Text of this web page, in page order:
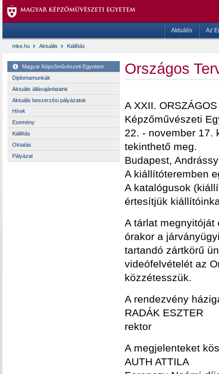
Aktuális Az
mke.hu Aktuális Kiállítás
Magyar Képzőművészeti Egyetem
Diplomamunkák
Aktuális állásajánlataink
Aktuális beszerzési pályázatok
Hírek
Esemény
Kiállítás
Oktatás
Pályázat
Országos
A XXII.
Képzőművészeti
22. - november 17.
tekinthető meg.
Budapest,
A kiállítóteremben
A katalógusok
értesítjük
A tárlat
órakor a
tartandó zártkörű
videófelvételét az
közzétesszük.
A rendezvény
RADÁK ESZTER
rektor
A megjelenteket
AUTH ATTILA